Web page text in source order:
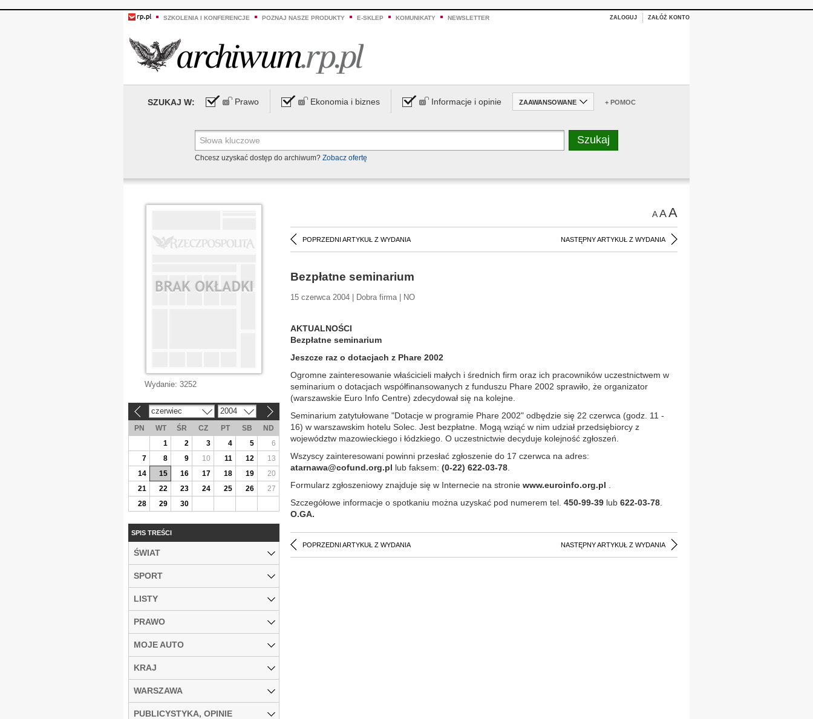
SZKOLENIA I KONFERENCJE POZNAJ NASZE PRODUKTY E-SKLEP KOMUNIKATY NEWSLETTER ZALOGUJ ZAŁÓŻ KONTO
SZUKAJ W: Prawo Ekonomia i biznes Informacje i opinie ZAAWANSOWANE + POMOC
Chcesz uzyskać dostęp do archiwum? Zobacz ofertę
AAA
POPRZEDNI ARTYKUŁ Z WYDANIA NASTĘPNY ARTYKUŁ Z WYDANIA
Bezpłatne seminarium
15 czerwca 2004 | Dobra firma | NO
AKTUALNOŚCI
Bezpłatne seminarium
Jeszcze raz o dotacjach z Phare 2002
Ogromne zainteresowanie właścicieli małych i średnich firm oraz ich pracowników uczestnictwem w
seminarium o dotacjach współfinansowanych z funduszu Phare 2002 sprawiło, że organizator
(warszawskie Euro Info Centre) zdecydował się na kolejne.
Seminarium zatytułowane "Dotacje w programie Phare 2002" odbędzie się 22 czerwca (godz. 11 -
16) w warszawskim hotelu Solec. Jest bezpłatne. Mogą wziąć w nim udział przedsiębiorcy z
województw mazowieckiego i łódzkiego. O uczestnictwie decyduje kolejność zgłoszeń.
Wszyscy zainteresowani powinni przesłać zgłoszenie do 17 czerwca na adres:
atarnawa@cofund.org.pl lub faksem: (0-22) 622-03-78
Formularz zgłoszeniowy znajduje się w Internecie na stronie www.euroinfo.org.pl
Szczegółowe informacje o spotkaniu można uzyskać pod numerem tel. 450-99-39 lub 622-03-78
O.GA.
POPRZEDNI ARTYKUŁ Z WYDANIA NASTĘPNY ARTYKUŁ Z WYDANIA
Wydanie: 3252
czerwiec 2004
PN WT ŚR CZ PT SB
ND
1
2 3 4 5
6
7
8 9 10 11 12
13
14
15 16 17 18 19
20
21
22 23 24 25 26
27
28
29 30
SPIS TREŚCI
ŚWIAT
SPORT
LISTY
PRAWO
MOJE AUTO
KRAJ
WARSZAWA
PUBLICYSTYKA, OPINIE